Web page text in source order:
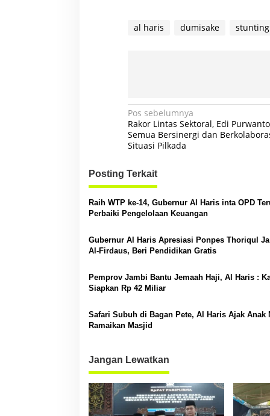
al haris dumisake stunting
N
a
v
i
g
a
s
i
p
s
Pos sebelumnya
Rakor Lintas Sektoral, Edi
Semua Bersinergi dan
Situasi Pilkada
Posting Terkait
Raih WTP ke-14, Gubernur Al Haris inta OPD
Perbaiki Pengelolaan Keuangan
Gubernur Al Haris Apresiasi Ponpes Thoriqul
Al-Firdaus, Beri Pendidikan Gratis
Pemprov Jambi Bantu Jemaah Haji, Al Haris :
Siapkan Rp 42 Miliar
Safari Subuh di Bagan Pete, Al Haris Ajak Anak
Ramaikan Masjid
Jangan Lewatkan